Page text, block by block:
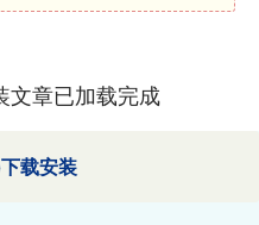
文章已加载完成
载安装